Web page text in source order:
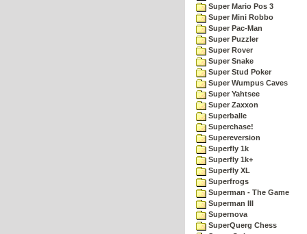
Super Mario Pos 3
Super Mini Robbo
Super Pac-Man
Super Puzzler
Super Rover
Super Snake
Super Stud Poker
Super Wumpus Caves
Super Yahtsee
Super Zaxxon
Superballe
Superchase!
Supereversion
Superfly 1k
Superfly 1k+
Superfly XL
Superfrogs
Superman - The Game
Superman III
Supernova
SuperQuerg Chess